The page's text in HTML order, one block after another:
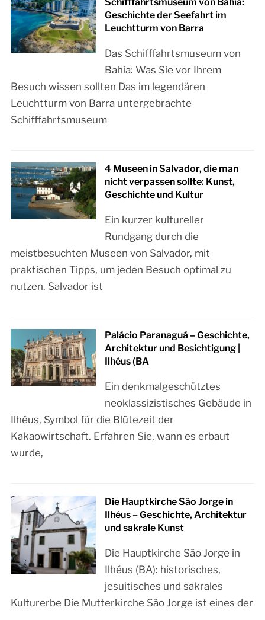
Geschichte der Seefahrt im
Leuchtturm von Barra
Das Schifffahrtsmuseum von
Bahia: Was Sie vor Ihrem
Besuch wissen sollten Das im legendären
Leuchtturm von Barra untergebrachte
Schifffahrtsmuseum
4 Museen in Salvador, die man
nicht verpassen sollte: Kunst,
Geschichte und Kultur
Ein kurzer kultureller
Rundgang durch die
meistbesuchten Museen von Salvador, mit
praktischen Tipps, um jeden Besuch optimal zu
nutzen. Salvador ist
Palácio Paranaguá – Geschichte,
Architektur und Besichtigung |
Ilhéus (BA
Ein denkmalgeschütztes
neoklassizistisches Gebäude in
Ilhéus, Symbol für die Blütezeit der
Kakaowirtschaft. Erfahren Sie, wann es erbaut
wurde,
Die Hauptkirche São Jorge in
Ilhéus – Geschichte, Architektur
und sakrale Kunst
Die Hauptkirche São Jorge in
Ilhéus (BA): historisches,
jesuitisches und sakrales
Kulturerbe Die Mutterkirche São Jorge ist eines der